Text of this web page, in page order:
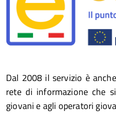
Dal 2008 il servizio è
rete di informazione che
giovani e agli operatori